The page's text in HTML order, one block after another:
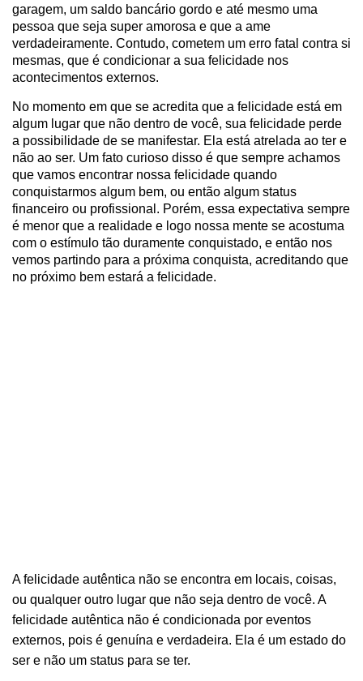
garagem, um saldo bancário gordo e até mesmo uma
pessoa que seja super amorosa e que a ame
verdadeiramente. Contudo, cometem um erro fatal contra si
mesmas, que é condicionar a sua felicidade nos
acontecimentos externos.
No momento em que se acredita que a felicidade está em
algum lugar que não dentro de você, sua felicidade perde
a possibilidade de se manifestar. Ela está atrelada ao ter e
não ao ser. Um fato curioso disso é que sempre achamos
que vamos encontrar nossa felicidade quando
conquistarmos algum bem, ou então algum status
financeiro ou profissional. Porém, essa expectativa sempre
é menor que a realidade e logo nossa mente se acostuma
com o estímulo tão duramente conquistado, e então nos
vemos partindo para a próxima conquista, acreditando que
no próximo bem estará a felicidade.
A felicidade autêntica não se encontra em locais, coisas,
ou qualquer outro lugar que não seja dentro de você. A
felicidade autêntica não é condicionada por eventos
externos, pois é genuína e verdadeira. Ela é um estado do
ser e não um status para se ter.